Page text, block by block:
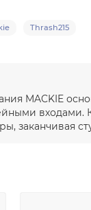
Thrash215
MACKIE
входами.